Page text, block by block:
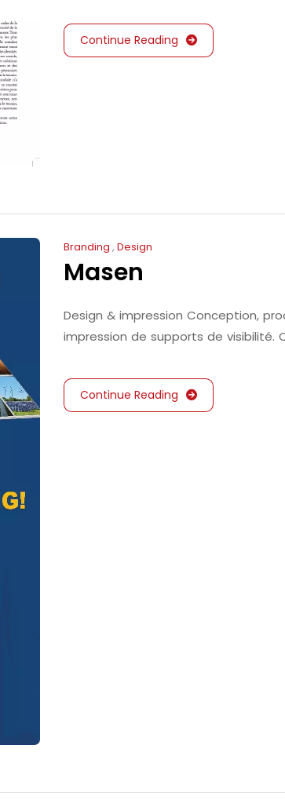
Continue Reading
Branding , Design
Masen
Design & impression Conception,
impression de supports de visibilité.
Continue Reading